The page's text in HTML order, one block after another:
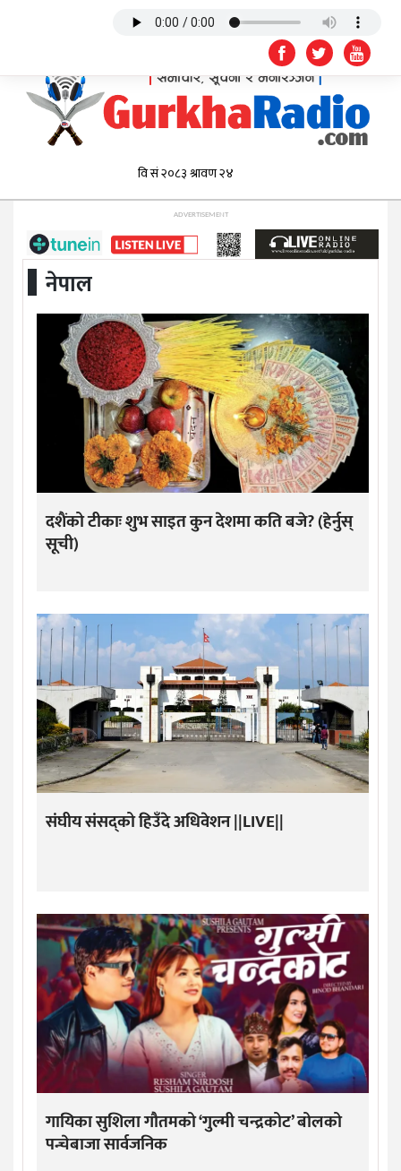
ADVERTISEMENT
नेपाल
दशैंको टीकाः शुभ साइत कुन देशमा कति बजे? (हेर्नुस्
सूची)
संघीय संसद्को हिउँदे अधिवेशन ||LIVE||
गायिका सुशिला गौतमको ‘गुल्मी चन्द्रकोट’ बोलको
पन्चेबाजा सार्वजनिक